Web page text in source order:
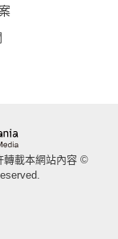
轉載本網站內容 ©